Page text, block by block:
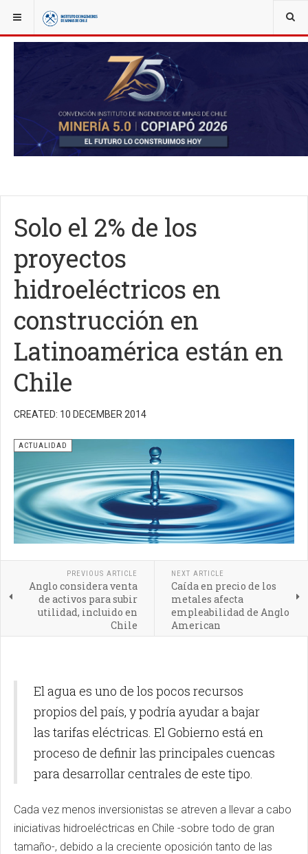
YOU ARE HERE: NOTICIAS
Solo el 2% de los
proyectos
hidroeléctricos en
construcción en
Latinoamérica están en
Chile
CREATED: 10 DECEMBER 2014
ACTUALIDAD
PREVIOUS ARTICLE
Anglo considera venta
de activos para subir
utilidad, incluido en
Chile
NEXT ARTICLE
Caída en precio de los
metales afecta
empleabilidad de Anglo
American
El agua es uno de los pocos recursos
propios del país, y podría ayudar a bajar
las tarifas eléctricas. El Gobierno está en
proceso de definir las principales cuencas
para desarrollar centrales de este tipo.
Cada vez menos inversionistas se atreven a llevar a cabo
iniciativas hidroeléctricas en Chile -sobre todo de gran
tamaño-, debido a la creciente oposición tanto de las